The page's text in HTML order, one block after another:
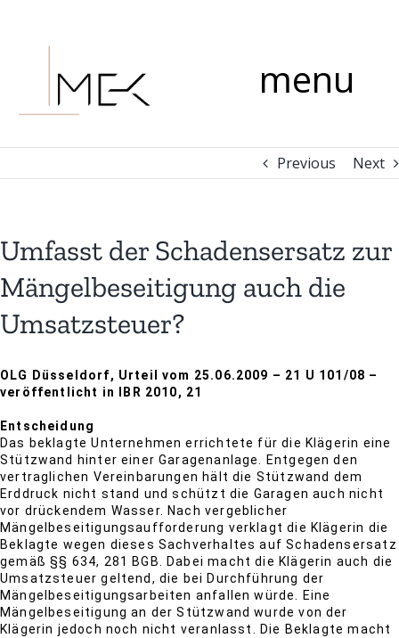
menu
Previous Next
Umfasst der Schadensersatz zur
Mängelbeseitigung auch die
Umsatzsteuer?
OLG Düsseldorf, Urteil vom 25.06.2009 – 21 U 101/08 –
veröffentlicht in IBR 2010, 21
Entscheidung
Das beklagte Unternehmen errichtete für die Klägerin eine
Stützwand hinter einer Garagenanlage. Entgegen den
vertraglichen Vereinbarungen hält die Stützwand dem
Erddruck nicht stand und schützt die Garagen auch nicht
vor drückendem Wasser. Nach vergeblicher
Mängelbeseitigungsaufforderung verklagt die Klägerin die
Beklagte wegen dieses Sachverhaltes auf Schadensersatz
gemäß §§ 634, 281 BGB. Dabei macht die Klägerin auch die
Umsatzsteuer geltend, die bei Durchführung der
Mängelbeseitigungsarbeiten anfallen würde. Eine
Mängelbeseitigung an der Stützwand wurde von der
Klägerin jedoch noch nicht veranlasst. Die Beklagte macht